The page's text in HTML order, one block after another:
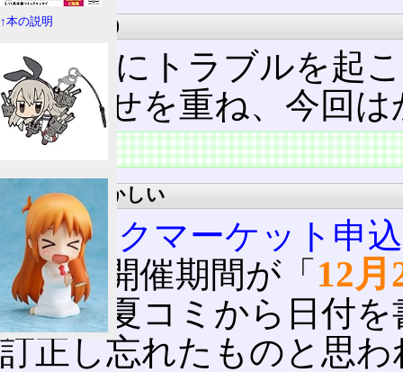
JP(日本郵便)
前回夏 にトラブルを起
ち合わせを重ね、今回
騒動
開催日がおかしい
コミックマーケット申
当初、開催期間が「 12
れた。夏コミから日付
訂正し忘れたものと思わ
↑本の説明